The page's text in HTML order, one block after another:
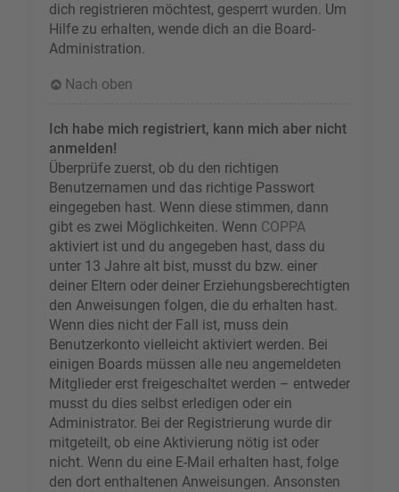
dich registrieren möchtest, gesperrt wurden. Um
Hilfe zu erhalten, wende dich an die Board-
Administration.
Nach oben
Ich habe mich registriert, kann mich aber nicht
anmelden!
Überprüfe zuerst, ob du den richtigen
Benutzernamen und das richtige Passwort
eingegeben hast. Wenn diese stimmen, dann
gibt es zwei Möglichkeiten. Wenn COPPA
aktiviert ist und du angegeben hast, dass du
unter 13 Jahre alt bist, musst du bzw. einer
deiner Eltern oder deiner Erziehungsberechtigten
den Anweisungen folgen, die du erhalten hast.
Wenn dies nicht der Fall ist, muss dein
Benutzerkonto vielleicht aktiviert werden. Bei
einigen Boards müssen alle neu angemeldeten
Mitglieder erst freigeschaltet werden – entweder
musst du dies selbst erledigen oder ein
Administrator. Bei der Registrierung wurde dir
mitgeteilt, ob eine Aktivierung nötig ist oder
nicht. Wenn du eine E-Mail erhalten hast, folge
den dort enthaltenen Anweisungen. Ansonsten